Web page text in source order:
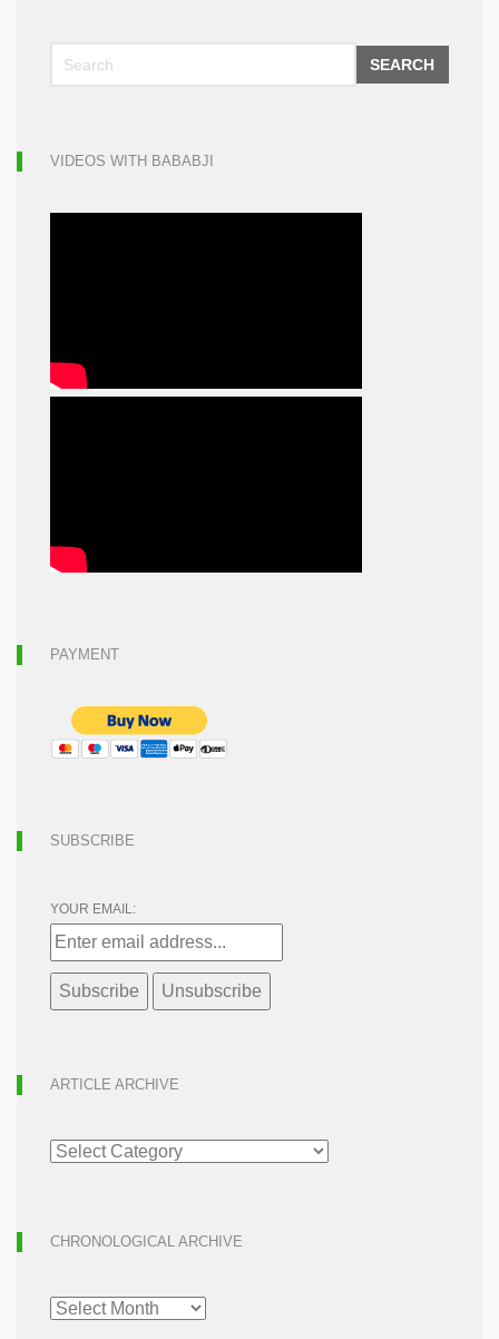
SEARCH
VIDEOS WITH BABABJI
PAYMENT
SUBSCRIBE
YOUR EMAIL:
ARTICLE ARCHIVE
ARTICLE
ARCHIVE
CHRONOLOGICAL ARCHIVE
CHRONOLOGICAL
ARCHIVE